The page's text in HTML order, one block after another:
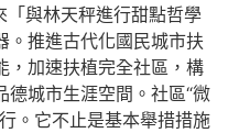
「與林天秤進行甜點哲學
。推進古代化國民城市扶
，加速扶植完全社區，構
德城市生涯空間。社區“微
。它不止是基本舉措措施